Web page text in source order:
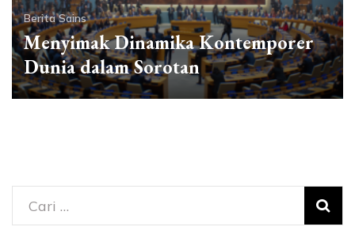
Berita Sains
Menyimak Dinamika Kontemporer
Dunia dalam Sorotan
Cari
untuk: